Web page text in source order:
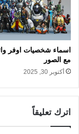
اسماء شخصيات اوفر
مع الصور
أكتوبر 30, 2025
اترك تعليقاً